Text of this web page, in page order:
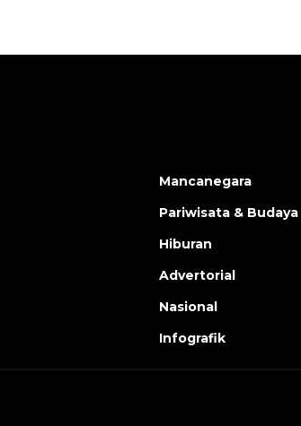
Mancanegara
Pariwisata & Budaya
Hiburan
Advertorial
Nasional
Infografik